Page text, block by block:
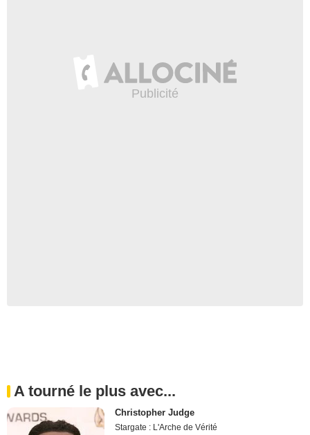
A tourné le plus avec...
Christopher Judge
Stargate : L'Arche de Vérité